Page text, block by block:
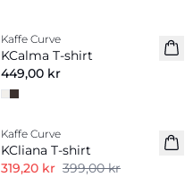
Nyhet
Kaffe Curve
KCalma T-shirt
449,00 kr
-20%
Kaffe Curve
KCliana T-shirt
319,20 kr 399,00 kr